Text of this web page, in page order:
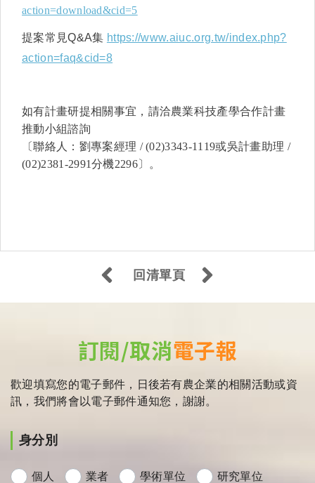
action=download&cid=5
提案常見Q&A集 https://www.aiuc.org.tw/index.php?
action=faq&cid=8
如有計畫研提相關事宜，請洽農業科技產學合作計畫
推動小組諮詢
〔聯絡人：劉專案經理 / (02)3343-1119或吳計畫助理 /
(02)2381-2991分機2296〕。
回清單頁
訂閱/取消電子報
歡迎填寫您的電子郵件，日後若有農企業的相關活動或資
訊，我們將會以電子郵件通知您，謝謝。
身分別
個人 業者 學術單位 研究單位